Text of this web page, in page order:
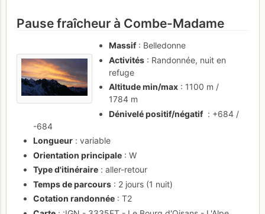
Pause fraîcheur à Combe-Madame
Massif: Belledonne
Activités : Randonnée, nuit en
refuge
Altitude min/max : 1100 m /
1784 m
Dénivelé positif/négatif: +684 /
-684
Longueur : variable
Orientation principale : W
Type d'itinéraire : aller-retour
Temps de parcours : 2 jours (1 nuit)
Cotation randonnée : T2